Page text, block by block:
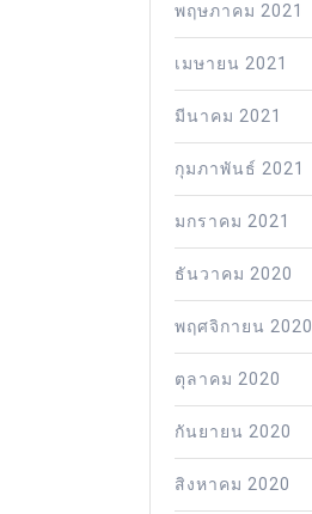
พฤษภาคม 2021
เมษายน 2021
มีนาคม 2021
กุมภาพันธ์ 2021
มกราคม 2021
ธันวาคม 2020
พฤศจิกายน 2020
ตุลาคม 2020
กันยายน 2020
สิงหาคม 2020